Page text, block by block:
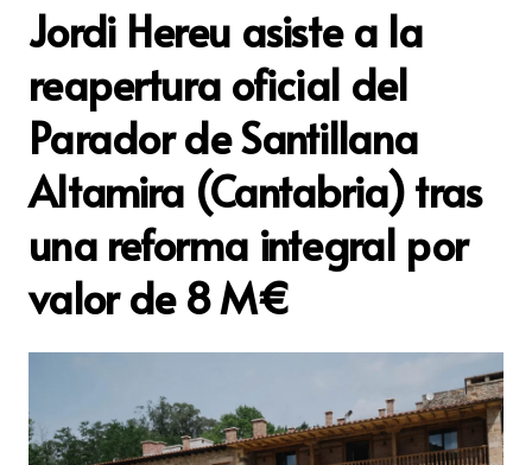
Jordi Hereu asiste a la
reapertura oficial del
Parador de Santillana
Altamira (Cantabria) tras
una reforma integral por
valor de 8 M€